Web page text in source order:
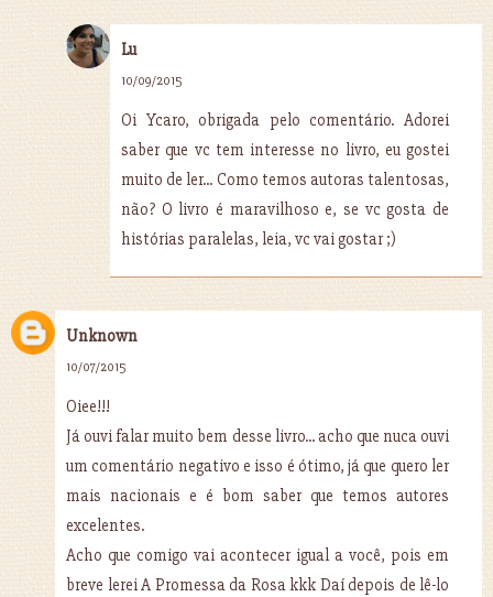
Lu
10/09/2015
Oi Ycaro, obrigada pelo comentário. Adorei
saber que vc tem interesse no livro, eu gostei
muito de ler... Como temos autoras talentosas,
não? O livro é maravilhoso e, se vc gosta de
histórias paralelas, leia, vc vai gostar ;)
Unknown
10/07/2015
Oiee!!!
Já ouvi falar muito bem desse livro... acho que nuca ouvi
um comentário negativo e isso é ótimo, já que quero ler
mais nacionais e é bom saber que temos autores
excelentes.
Acho que comigo vai acontecer igual a você, pois em
breve lerei A Promessa da Rosa kkk Daí depois de lê-lo